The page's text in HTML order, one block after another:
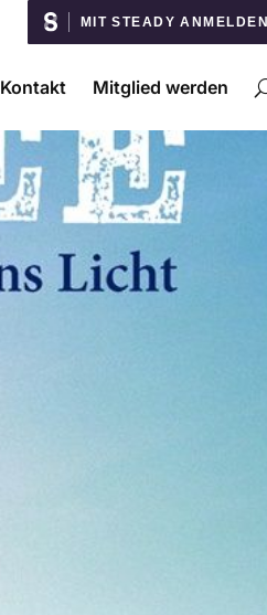
MIT STEADY ANMELDEN
Kontakt Mitglied werden